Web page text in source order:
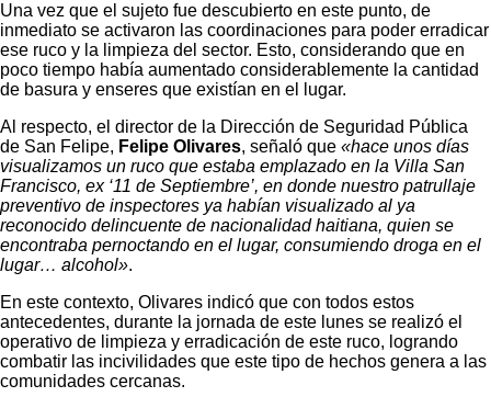
Una vez que el sujeto fue descubierto en este punto, de
inmediato se activaron las coordinaciones para poder erradicar
ese ruco y la limpieza del sector. Esto, considerando que en
poco tiempo había aumentado considerablemente la cantidad
de basura y enseres que existían en el lugar.
Al respecto, el director de la Dirección de Seguridad Pública
de San Felipe, Felipe Olivares, señaló que «hace unos días
visualizamos un ruco que estaba emplazado en la Villa San
Francisco, ex ‘11 de Septiembre’, en donde nuestro patrullaje
preventivo de inspectores ya habían visualizado al ya
reconocido delincuente de nacionalidad haitiana, quien se
encontraba pernoctando en el lugar, consumiendo droga en el
lugar… alcohol».
En este contexto, Olivares indicó que con todos estos
antecedentes, durante la jornada de este lunes se realizó el
operativo de limpieza y erradicación de este ruco, logrando
combatir las incivilidades que este tipo de hechos genera a las
comunidades cercanas.